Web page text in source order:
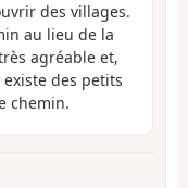
des villages.
au lieu de la
agréable et,
des petits
chemin.